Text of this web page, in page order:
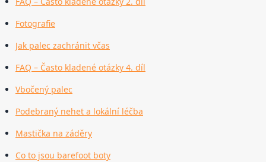
Fotografie
Jak palec zachránit včas
FAQ – Často kladené otázky 4. díl
Vbočený palec
Podebraný nehet a lokální léčba
Mastička na záděry
Co to jsou barefoot boty